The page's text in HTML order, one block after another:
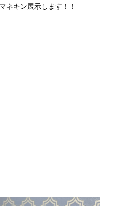
ネキン展示します！！